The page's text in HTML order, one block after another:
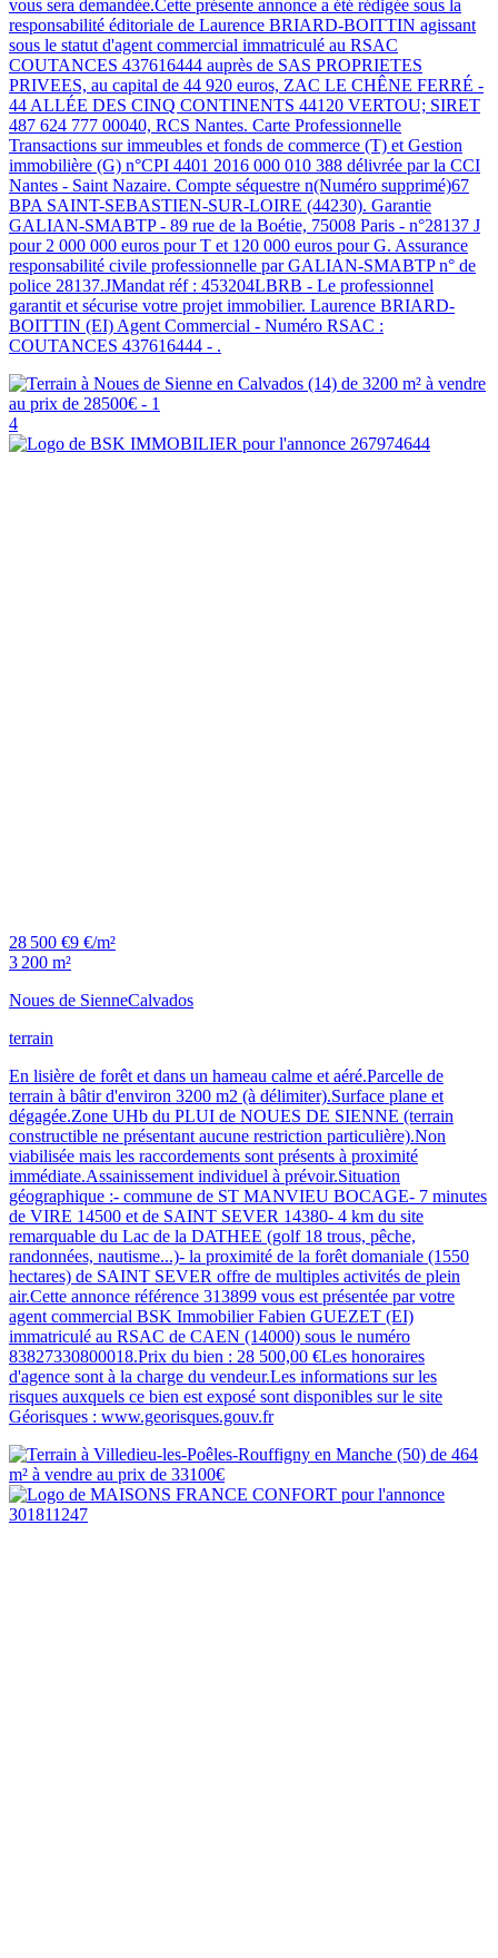
vous sera demandée.Cette présente annonce a été rédigée sous la
responsabilité éditoriale de Laurence BRIARD-BOITTIN agissant
sous le statut d'agent commercial immatriculé au RSAC
COUTANCES 437616444 auprès de SAS PROPRIETES
PRIVEES, au capital de 44 920 euros, ZAC LE CHÊNE FERRÉ -
44 ALLÉE DES CINQ CONTINENTS 44120 VERTOU; SIRET
487 624 777 00040, RCS Nantes. Carte Professionnelle
Transactions sur immeubles et fonds de commerce (T) et Gestion
immobilière (G) n°CPI 4401 2016 000 010 388 délivrée par la CCI
Nantes - Saint Nazaire. Compte séquestre n(Numéro supprimé)67
BPA SAINT-SEBASTIEN-SUR-LOIRE (44230). Garantie
GALIAN-SMABTP - 89 rue de la Boétie, 75008 Paris - n°28137 J
pour 2 000 000 euros pour T et 120 000 euros pour G. Assurance
responsabilité civile professionnelle par GALIAN-SMABTP n° de
police 28137.JMandat réf : 453204LBRB - Le professionnel
garantit et sécurise votre projet immobilier. Laurence BRIARD-
BOITTIN (EI) Agent Commercial - Numéro RSAC :
COUTANCES 437616444 - .
4
28 500 €9 €/m²
3 200 m²
Noues de SienneCalvados
terrain
En lisière de forêt et dans un hameau calme et aéré.Parcelle de
terrain à bâtir d'environ 3200 m2 (à délimiter).Surface plane et
dégagée.Zone UHb du PLUI de NOUES DE SIENNE (terrain
constructible ne présentant aucune restriction particulière).Non
viabilisée mais les raccordements sont présents à proximité
immédiate.Assainissement individuel à prévoir.Situation
géographique :- commune de ST MANVIEU BOCAGE- 7 minutes
de VIRE 14500 et de SAINT SEVER 14380- 4 km du site
remarquable du Lac de la DATHEE (golf 18 trous, pêche,
randonnées, nautisme...)- la proximité de la forêt domaniale (1550
hectares) de SAINT SEVER offre de multiples activités de plein
air.Cette annonce référence 313899 vous est présentée par votre
agent commercial BSK Immobilier Fabien GUEZET (EI)
immatriculé au RSAC de CAEN (14000) sous le numéro
83827330800018.Prix du bien : 28 500,00 €Les honoraires
d'agence sont à la charge du vendeur.Les informations sur les
risques auxquels ce bien est exposé sont disponibles sur le site
Géorisques : www.georisques.gouv.fr